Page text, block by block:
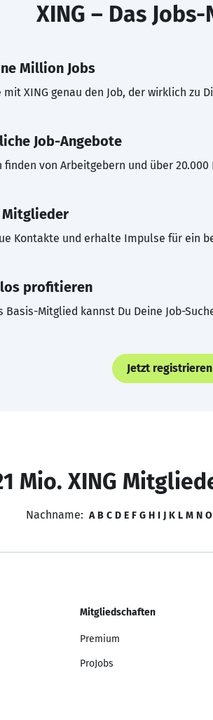
XING – Das
Million Jobs
mit XING genau den Job, der wirklich zu
Job-Angebote
finden von Arbeitgebern und über 20.000
Mitglieder
Kontakte und erhalte Impulse für ein
profitieren
Basis-Mitglied kannst Du Deine Job-
Jetzt registrieren
Mio. XING
Nachname: A B C D E F G H I J K L M N O
Mitgliedschaften
Premium
ProJobs